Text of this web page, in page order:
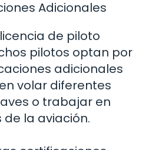
Adicionales
de piloto
pilotos optan por
adicionales
volar diferentes
o trabajar en
la aviación.